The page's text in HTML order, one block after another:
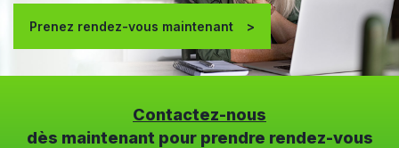
Prenez rendez-vous maintenant
Contactez-nous
dès maintenant pour prendre rendez-vous